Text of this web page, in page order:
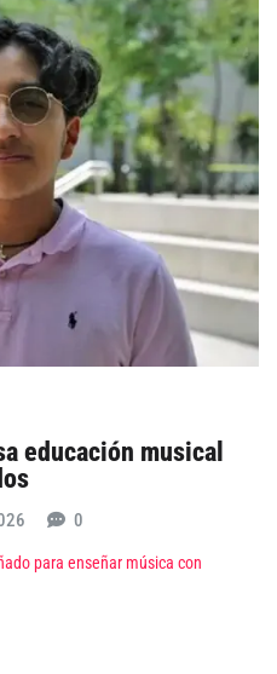
educación musical
0
para enseñar música con